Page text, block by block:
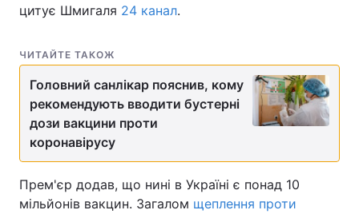
цитує Шмигаля 24 канал.
ЧИТАЙТЕ ТАКОЖ
Головний санлікар пояснив, кому
рекомендують вводити бустерні
дози вакцини проти
коронавірусу
Прем'єр додав, що нині в Україні є понад 10
мільйонів вакцин. Загалом щеплення проти